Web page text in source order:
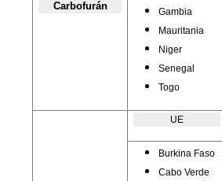
Carbofurán
Gambia
Mauritania
Niger
Senegal
Togo
UE
Burkina Faso
Cabo Verde